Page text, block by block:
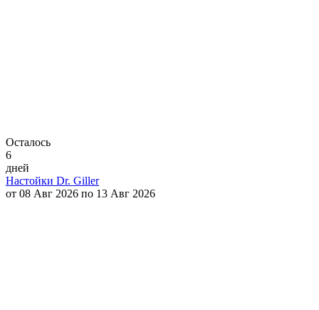
Осталось
6
дней
Настойки Dr. Giller
от 08 Авг 2026 по 13 Авг 2026